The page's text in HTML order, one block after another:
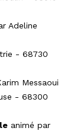
Adeline
- 68730
Messaoui
- 68300
animé par